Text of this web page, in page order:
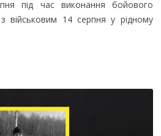
під час виконання бойового
військовим 14 серпня у рідному